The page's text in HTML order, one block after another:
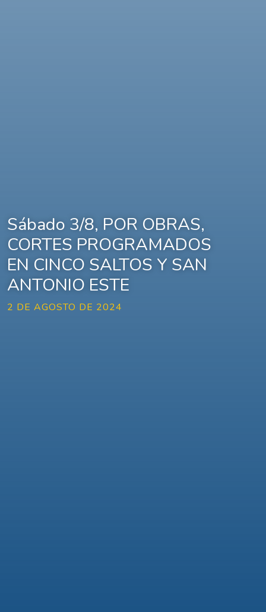
Sábado 3/8, POR OBRAS,
CORTES PROGRAMADOS
EN CINCO SALTOS Y SAN
ANTONIO ESTE
2 DE AGOSTO DE 2024